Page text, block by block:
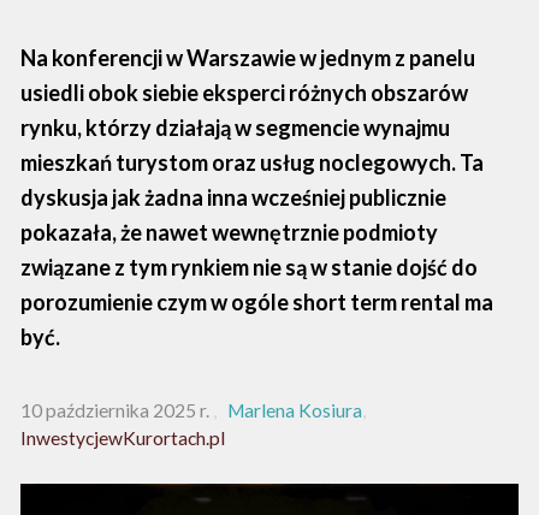
Na konferencji w Warszawie w jednym z panelu
usiedli obok siebie eksperci różnych obszarów
rynku, którzy działają w segmencie wynajmu
mieszkań turystom oraz usług noclegowych. Ta
dyskusja jak żadna inna wcześniej publicznie
pokazała, że nawet wewnętrznie podmioty
związane z tym rynkiem nie są w stanie dojść do
porozumienie czym w ogóle short term rental ma
być.
10 października 2025 r.
Marlena Kosiura
InwestycjewKurortach.pl